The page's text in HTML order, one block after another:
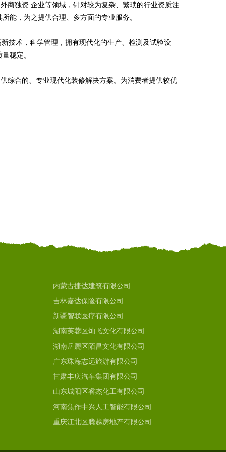
商独资 企业等领域，针对较为复杂、繁琐的行业资质注
能，为之提供合理、多方面的专业服务。
技术，科学管理，拥有现代化的生产、检测及试验设
稳定。
综合的、专业现代化装修解决方案。为消费者提供较优
内蒙古捷达建筑有限公司
吉林嘉达保险有限公司
新疆智联医疗有限公司
湖南芙蓉区灿飞文化有限公司
湖南岳麓区陌昌文化有限公司
广东珠海志远旅游有限公司
甘肃丰庆汽车集团有限公司
山东城阳区睿杰化工有限公司
河南焦作中兴人工智能有限公司
重庆江北区腾越房地产有限公司